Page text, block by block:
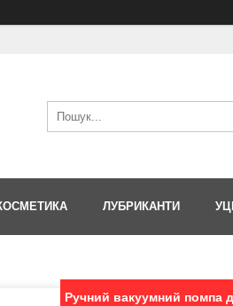
ЛУБРИКАНТИ
Ручний вакуумний помпа